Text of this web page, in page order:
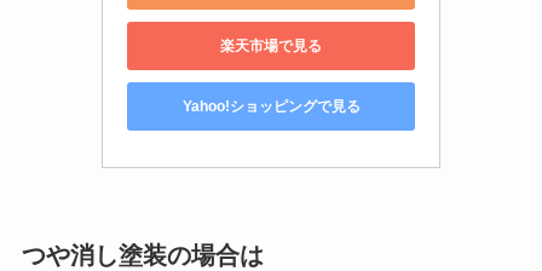
楽天市場で見る
Yahoo!ショッピングで見る
つや消し塗装の場合は